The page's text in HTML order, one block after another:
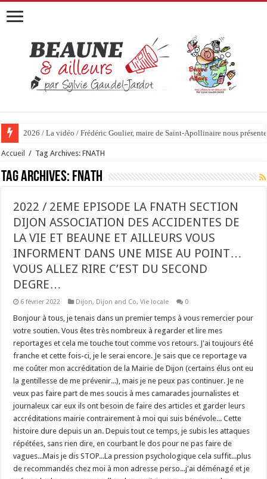
2026 / La vidéo / Frédéric Goulier, maire de Saint-Apollinaire nous
2026 / 01 vidéo et 51 photos / « JE T’ACCUSE »…ET MAINTENANT
Accueil / Tag Archives: FNATH
Tag Archives: FNATH
2022 / 2EME EPISODE LA FNATH SECTION
DIJON ASSOCIATION DES ACCIDENTES DE
LA VIE ET BEAUNE ET AILLEURS VOUS
INFORMENT DANS UNE MISE AU POINT…
VOUS ALLEZ RIRE C’EST DU SECOND
DEGRE…
6 février 2022 Dijon, Dijon and Co,Vie locale 0
Bonjour à tous, je tenais dans un premier temps à vous remercier pour
votre soutien. Vous êtes très nombreux à regarder et lire mes
reportages et cela me touche tout comme vos retours. J'ai toujours été
franche et cette fois-ci, je le serai encore. Je sais que ce reportage va
me coûter mon accréditation de la Mairie de Dijon (certains élus ont eu
la gentillesse de me prévenir...), mais je ne peux pas continuer. Je ne
veux pas faire part de mes soucis à mes camarades journalistes et
journaleux car eux ils ont besoin de faire des articles et garder leurs
accréditations mairie contrairement à moi qui suis bénévole... Cette
histoire dure depuis un an. Depuis tout ce temps, je subis les attaques
répétées, sans rien dire, en courbant le dos pour ne pas faire de
vagues...Mais je dis STOP...La pression psychologique cela suffit...plus
de recommandés chez moi à mon adresse perso...j'ai déménagé et je